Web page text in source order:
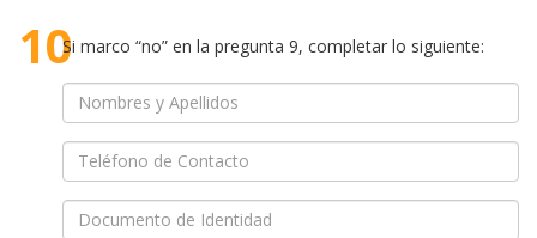
10Si marco “no” en la pregunta 9, completar lo siguiente: